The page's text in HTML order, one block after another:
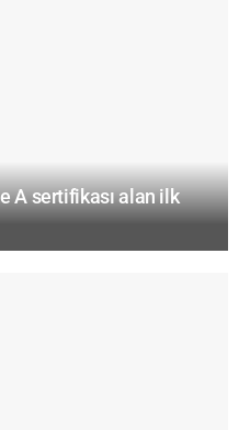
A sertifikası alan ilk